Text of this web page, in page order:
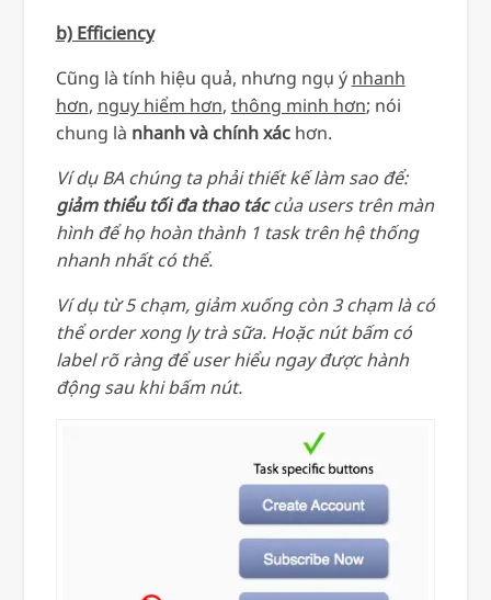
b) Efficiency
Cũng là tính hiệu quả, nhưng ngụ ý nhanh
hơn, nguy hiểm hơn, thông minh hơn; nói
chung là nhanh và chính xáchơn.
Ví dụ BA chúng ta phải thiết kế làm sao để:
giảm thiểu tối đa thao táccủa users trên màn
hình để họ hoàn thành 1 task trên hệ thống
nhanh nhất có thể.
Ví dụ từ 5 chạm, giảm xuống còn 3 chạm là có
thể order xong ly trà sữa. Hoặc nút bấm có
label rõ ràng để user hiểu ngay được hành
động sau khi bấm nút.